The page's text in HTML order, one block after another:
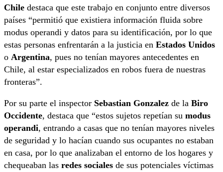
Chile destaca que este trabajo en conjunto entre diversos
países “permitió que existiera información fluida sobre
modus operandi y datos para su identificación, por lo que
estas personas enfrentarán a la justicia en Estados Unidos
o Argentina, pues no tenían mayores antecedentes en
Chile, al estar especializados en robos fuera de nuestras
fronteras”.
Por su parte el inspector Sebastian Gonzalez de la Biro
Occidente, destaca que “estos sujetos repetían su modus
operandi, entrando a casas que no tenían mayores niveles
de seguridad y lo hacían cuando sus ocupantes no estaban
en casa, por lo que analizaban el entorno de los hogares y
chequeaban las redes sociales de sus potenciales víctimas